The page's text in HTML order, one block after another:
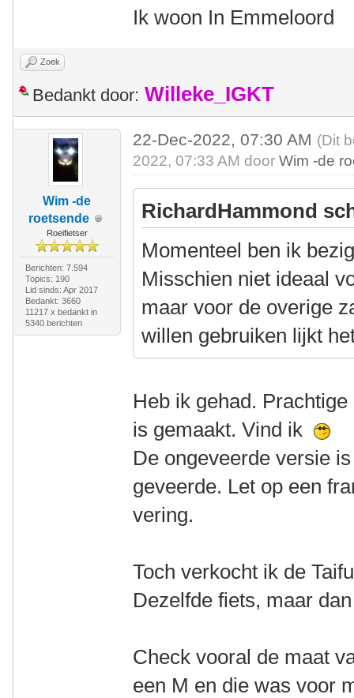
Ik woon In Emmeloord
Zoek
Bedankt door: Willeke_IGKT
Wim -de
roetsende
Roeifietser
Berichten: 7.594
Topics: 190
Lid sinds: Apr 2017
Bedankt: 3660
11217 x bedankt in
5340 berichten
22-Dec-2022, 07:30 AM (Dit
2022, 07:33 AM doorWim -de
RichardHammond
Momenteel ben ik
Misschien niet ideaal
maar voor de overige
willen gebruiken lijkt
Heb ik gehad.
is gemaakt. Vind ik
De ongeveerde versie
geveerde. Let op een
vering.
Toch verkocht ik de
Dezelfde fiets, maar
Check vooral de maat
een M en die was voor